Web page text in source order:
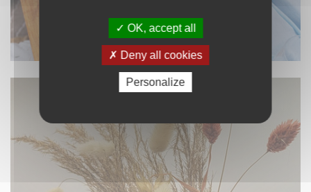
OK, accept all
Deny all cookies
Personalize